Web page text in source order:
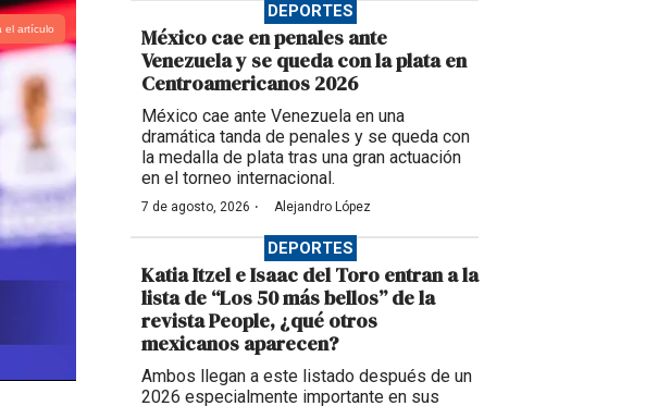
el artículo
DEPORTES
México cae en penales ante
Venezuela y se queda con la plata en
Centroamericanos 2026
México cae ante Venezuela en una
dramática tanda de penales y se queda con
la medalla de plata tras una gran actuación
en el torneo internacional.
7 de agosto, 2026 · Alejandro López
DEPORTES
Katia Itzel e Isaac del Toro entran a la
lista de “Los 50 más bellos” de la
revista People, ¿qué otros
mexicanos aparecen?
Ambos llegan a este listado después de un
2026 especialmente importante en sus